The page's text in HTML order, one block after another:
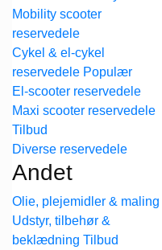
Mobility scooter
reservedele
Cykel & el-cykel
reservedele
El-scooter reservedele
Maxi scooter reservedele
Diverse reservedele
Andet
Olie, plejemidler & maling
Udstyr, tilbehør &
beklædning